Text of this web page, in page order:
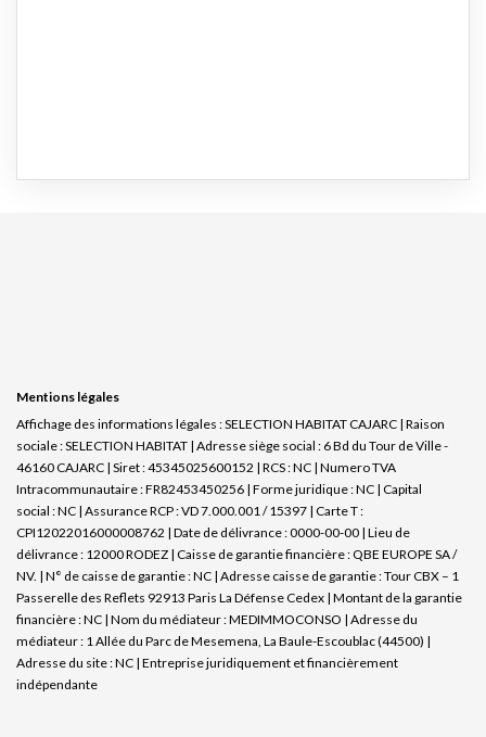
Mentions légales
Affichage des informations légales : SELECTION HABITAT CAJARC | Raison
sociale : SELECTION HABITAT | Adresse siège social : 6 Bd du Tour de Ville -
46160 CAJARC | Siret : 45345025600152 | RCS : NC | Numero TVA
Intracommunautaire : FR82453450256 | Forme juridique : NC | Capital
social : NC | Assurance RCP : VD 7.000.001 / 15397 | Carte T :
CPI12022016000008762 | Date de délivrance : 0000-00-00 | Lieu de
délivrance : 12000 RODEZ | Caisse de garantie financière : QBE EUROPE SA /
NV. | N° de caisse de garantie : NC | Adresse caisse de garantie : Tour CBX – 1
Passerelle des Reflets 92913 Paris La Défense Cedex | Montant de la garantie
financière : NC | Nom du médiateur : MEDIMMOCONSO | Adresse du
médiateur : 1 Allée du Parc de Mesemena, La Baule-Escoublac (44500) |
Adresse du site : NC | Entreprise juridiquement et financièrement
indépendante